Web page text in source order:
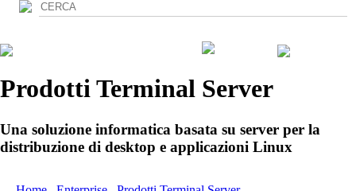
Prodotti Terminal Server
Una soluzione informatica basata su server per la
distribuzione di desktop e applicazioni Linux